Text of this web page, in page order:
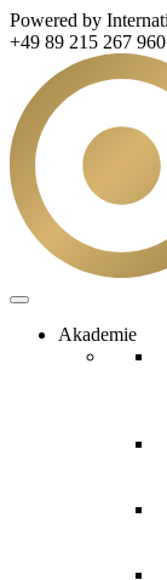
Powered by
+49 89 215 267
Akademie